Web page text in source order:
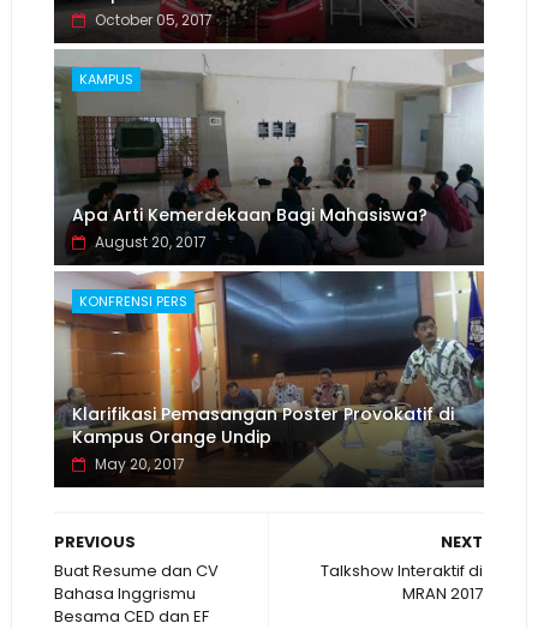
October 05, 2017
KAMPUS
Apa Arti Kemerdekaan Bagi Mahasiswa?
August 20, 2017
KONFRENSI PERS
Klarifikasi Pemasangan Poster Provokatif di
Kampus Orange Undip
May 20, 2017
NEXT
Talkshow Interaktif di
MRAN 2017
PREVIOUS
Buat Resume dan CV
Bahasa Inggrismu
Besama CED dan EF